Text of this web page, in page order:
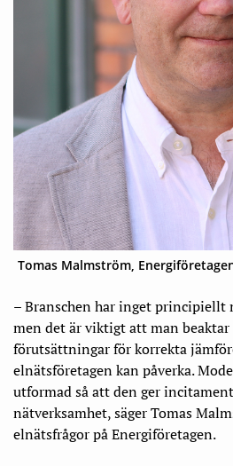
Tomas Malmström,
– Branschen har inget principiellt
men det är viktigt att man
förutsättningar för korrekta
elnätsföretagen kan påverka.
utformad så att den ger
nätverksamhet, säger Tomas
elnätsfrågor på Energiföretagen.